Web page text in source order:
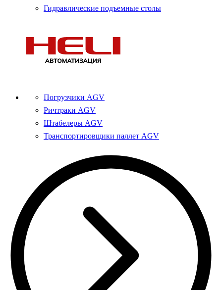
Гидравлические подъемные столы
Погрузчики AGV
Ричтраки AGV
Штабелеры AGV
Транспортировщики паллет AGV